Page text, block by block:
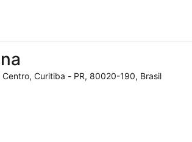
Curitiba - PR, 80020-190, Brasil